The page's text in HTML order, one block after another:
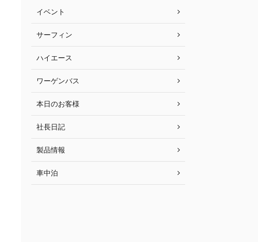
イベント
サーフィン
ハイエース
ワーゲンバス
本日のお客様
社長日記
製品情報
車中泊